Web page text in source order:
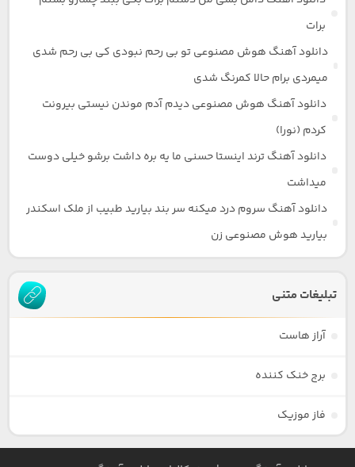
برات
دانلود آهنگ هوش مصنوعی تو بی رحم نبودی کی بی رحم شدی
میمردی برام حالا کمرنگ شدی
دانلود آهنگ هوش مصنوعی دیدم آدم موندن نیستی بیرونت
کردم (نورا)
دانلود آهنگ ترند اینستا حسنی ما یه بره داشت برشو خیلی دوست
میداشت
دانلود آهنگ سروم درد میکنه سر بند بیارید طبیب از ملک اسکندر
بیارید هوش مصنوعی زن
تبلیغات متنی
آراز هاست
برج خنک کننده
فاز موزیک